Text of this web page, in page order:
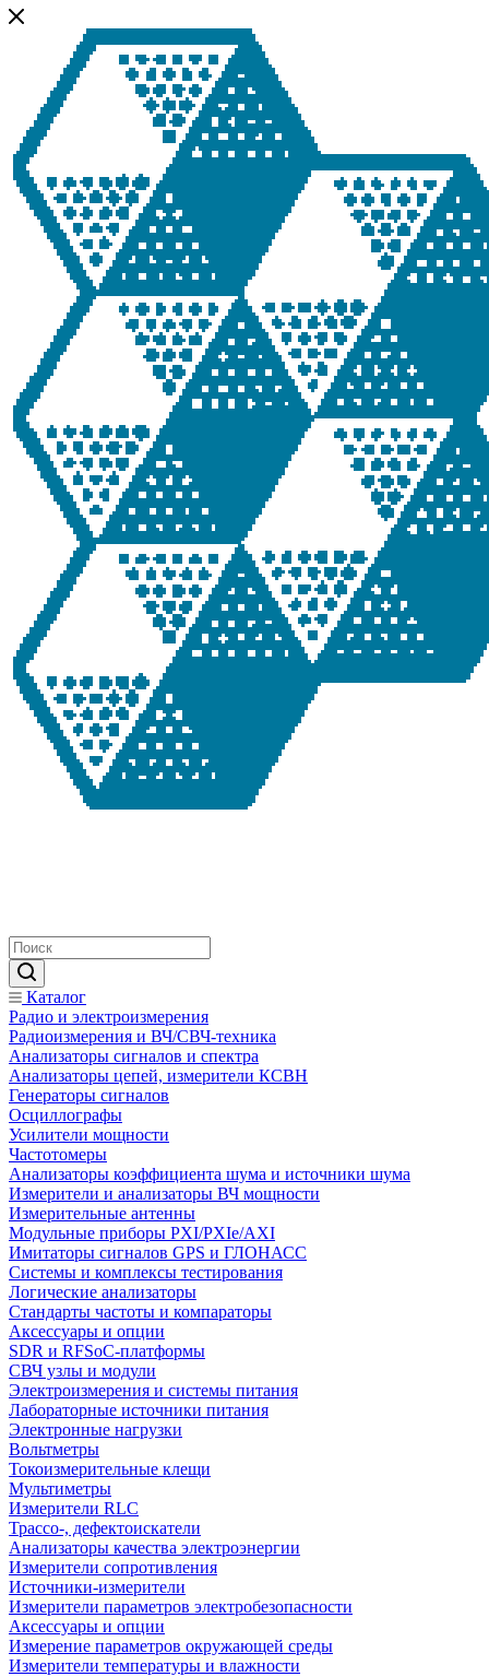
Каталог
Радио и электроизмерения
Радиоизмерения и ВЧ/СВЧ-техника
Анализаторы сигналов и спектра
Анализаторы цепей, измерители КСВН
Генераторы сигналов
Осциллографы
Усилители мощности
Частотомеры
Анализаторы коэффициента шума и источники шума
Измерители и анализаторы ВЧ мощности
Измерительные антенны
Модульные приборы PXI/PXIe/AXI
Имитаторы сигналов GPS и ГЛОНАСС
Системы и комплексы тестирования
Логические анализаторы
Стандарты частоты и компараторы
Аксессуары и опции
SDR и RFSoC‑платформы
СВЧ узлы и модули
Электроизмерения и системы питания
Лабораторные источники питания
Электронные нагрузки
Вольтметры
Токоизмерительные клещи
Мультиметры
Измерители RLC
Трассо-, дефектоискатели
Анализаторы качества электроэнергии
Измерители сопротивления
Источники-измерители
Измерители параметров электробезопасности
Аксессуары и опции
Измерение параметров окружающей среды
Измерители температуры и влажности